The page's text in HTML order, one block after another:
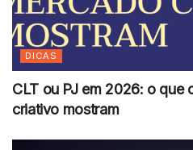
DICAS
CLT ou PJ em 2026: o que
criativo mostram